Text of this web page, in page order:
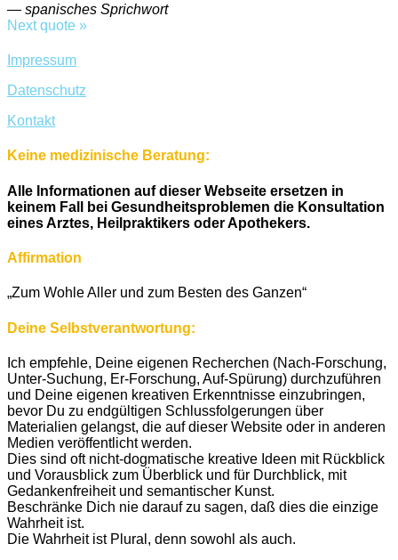
— spanisches Sprichwort
Next quote »
Impressum
Datenschutz
Kontakt
Keine medizinische Beratung:
Alle Informationen auf dieser Webseite ersetzen in
keinem Fall bei Gesundheitsproblemen die Konsultation
eines Arztes, Heilpraktikers oder Apothekers.
Affirmation
„Zum Wohle Aller und zum Besten des Ganzen“
Deine Selbstverantwortung:
Ich empfehle, Deine eigenen Recherchen (Nach-Forschung,
Unter-Suchung, Er-Forschung, Auf-Spürung) durchzuführen
und Deine eigenen kreativen Erkenntnisse einzubringen,
bevor Du zu endgültigen Schlussfolgerungen über
Materialien gelangst, die auf dieser Website oder in anderen
Medien veröffentlicht werden.
Dies sind oft nicht-dogmatische kreative Ideen mit Rückblick
und Vorausblick zum Überblick und für Durchblick, mit
Gedankenfreiheit und semantischer Kunst.
Beschränke Dich nie darauf zu sagen, daß dies die einzige
Wahrheit ist.
Die Wahrheit ist Plural, denn sowohl als auch.